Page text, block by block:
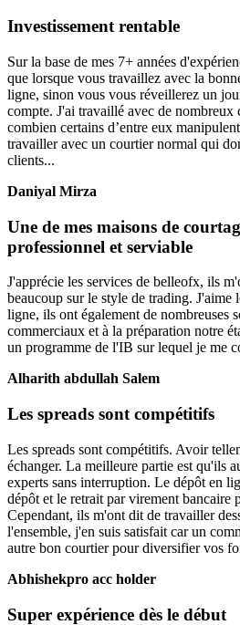
Investissement rentable
Sur la base de mes 7+ années
que lorsque vous travaillez avec la
ligne, sinon vous vous réveillerez un
compte. J'ai travaillé avec de nombreux
combien certains d’entre eux
travailler avec un courtier normal qui
clients...
Daniyal Mirza
Une de mes maisons de
professionnel et serviable
J'apprécie les services de belleofx, ils
beaucoup sur le style de trading. J'aime
ligne, ils ont également de nombreuses
commerciaux et à la préparation notre
un programme de l'IB sur lequel je me
Alharith abdullah Salem
Les spreads sont compétitifs
Les spreads sont compétitifs. Avoir
échanger. La meilleure partie est qu'ils
experts sans interruption. Le dépôt en
dépôt et le retrait par virement bancaire
Cependant, ils m'ont dit de travailler
l'ensemble, j'en suis satisfait car un
autre bon courtier pour diversifier vos
Abhishekpro acc holder
Super expérience dès le début